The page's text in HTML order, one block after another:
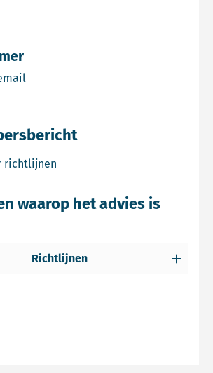
richtlijnen
Advies voor richtlijnen
waarop het advies is
Richtlijnen
e-mail